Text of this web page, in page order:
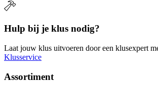
Hulp bij je klus nodig?
Laat jouw klus uitvoeren door een klusexpert
Klusservice
Assortiment